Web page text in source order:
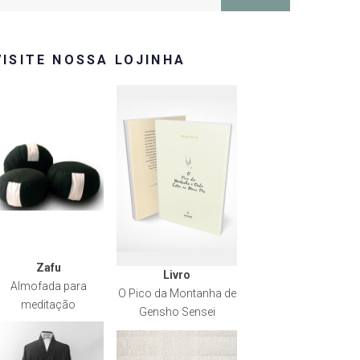
NOSSA LOJINHA
Zafu
Almofada para
meditação
Livro
O Pico da Montanha de
Gensho Sensei